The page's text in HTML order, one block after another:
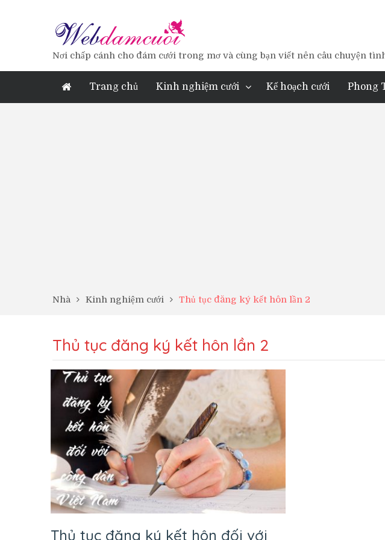
Nơi chấp cánh cho đám cưới trong mơ và cùng bạn viết nên câu chuyện
Trang chủ Kinh nghiệm cưới Kế hoạch cưới Phong
Nhà Kinh nghiệm cưới Thủ tục đăng ký kết hôn lần 2
Thủ tục đăng ký kết hôn lần 2
Thủ tục đăng ký kết hôn đối với